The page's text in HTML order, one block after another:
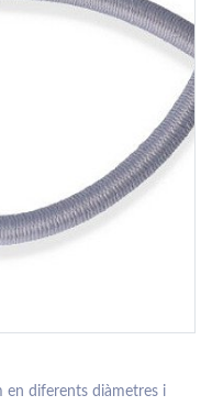
en diferents diàmetres i